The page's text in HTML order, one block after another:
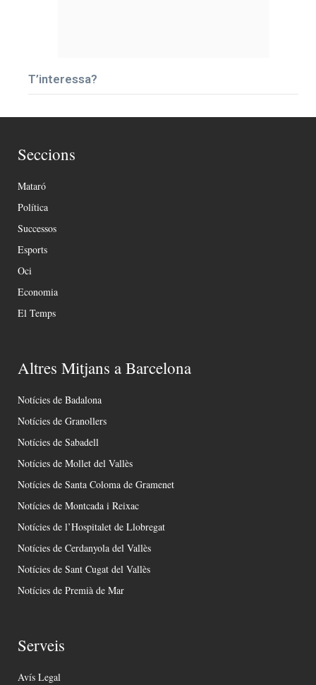
T’interessa?
Seccions
Mataró
Política
Successos
Esports
Oci
Economia
El Temps
Altres Mitjans a Barcelona
Notícies de Badalona
Notícies de Granollers
Notícies de Sabadell
Notícies de Mollet del Vallès
Notícies de Santa Coloma de Gramenet
Notícies de Montcada i Reixac
Notícies de l’Hospitalet de Llobregat
Notícies de Cerdanyola del Vallès
Notícies de Sant Cugat del Vallès
Notícies de Premià de Mar
Serveis
Avís Legal